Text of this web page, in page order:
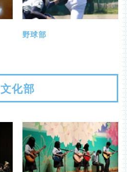
野球部
文化部